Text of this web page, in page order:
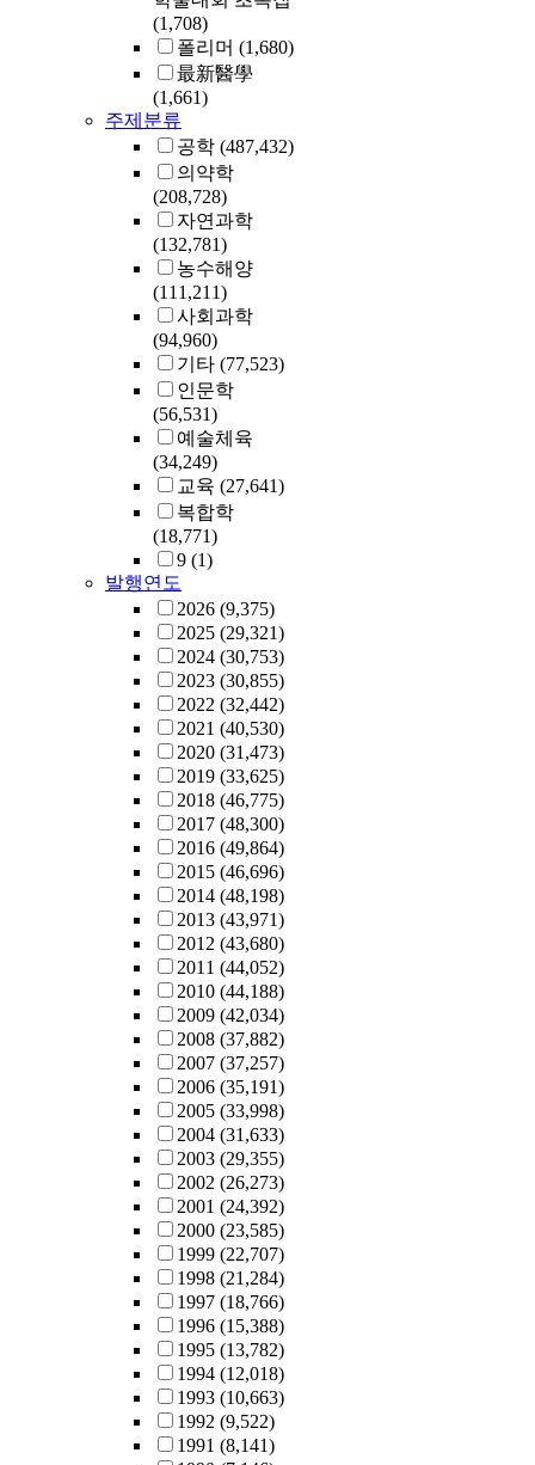
(1,708)
폴리머 (1,680)
最新醫學
(1,661)
주제분류
공학 (487,432)
의약학
(208,728)
자연과학
(132,781)
농수해양
(111,211)
사회과학
(94,960)
기타 (77,523)
인문학
(56,531)
예술체육
(34,249)
교육 (27,641)
복합학
(18,771)
9 (1)
발행연도
2026 (9,375)
2025 (29,321)
2024 (30,753)
2023 (30,855)
2022 (32,442)
2021 (40,530)
2020 (31,473)
2019 (33,625)
2018 (46,775)
2017 (48,300)
2016 (49,864)
2015 (46,696)
2014 (48,198)
2013 (43,971)
2012 (43,680)
2011 (44,052)
2010 (44,188)
2009 (42,034)
2008 (37,882)
2007 (37,257)
2006 (35,191)
2005 (33,998)
2004 (31,633)
2003 (29,355)
2002 (26,273)
2001 (24,392)
2000 (23,585)
1999 (22,707)
1998 (21,284)
1997 (18,766)
1996 (15,388)
1995 (13,782)
1994 (12,018)
1993 (10,663)
1992 (9,522)
1991 (8,141)